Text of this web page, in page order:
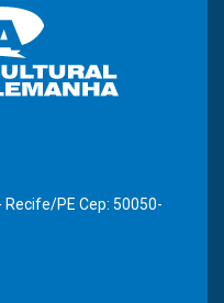
Recife/PE Cep: 50050-